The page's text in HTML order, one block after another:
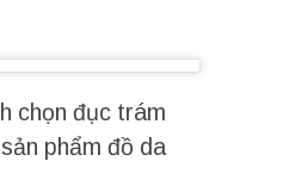
chọn đục trám
phẩm đồ da